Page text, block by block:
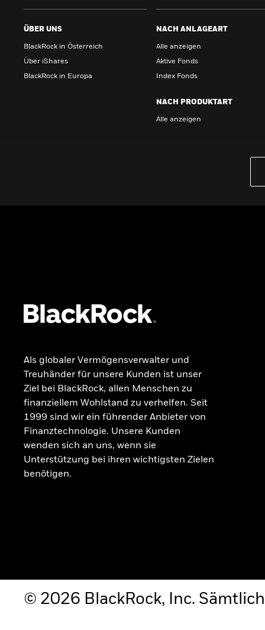
ÜBER UNS
BlackRock in Österreich
Über iShares
BlackRock in Europa
NACH ANLAGEART
Alle anzeigen
Aktive Fonds
Index Fonds
NACH PRODUKTART
Alle anzeigen
Als globaler Vermögensverwalter und
Treuhänder für unsere Kunden ist unser
Ziel bei BlackRock, allen Menschen zu
finanziellem Wohlstand zu verhelfen. Seit
1999 sind wir ein führender Anbieter von
Finanztechnologie. Unsere Kunden
wenden sich an uns, wenn sie
Unterstützung bei ihren wichtigsten Zielen
benötigen.
© 2026 BlackRock, Inc.